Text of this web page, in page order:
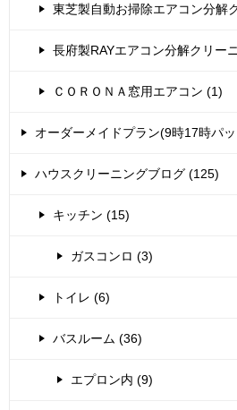
東芝製自動お掃除エアコン分解
長府製RAYエアコン分解クリー
ＣＯＲＯＮＡ窓用エアコン (1)
オーダーメイドプラン(9時17時パ
ハウスクリーニングブログ (125)
キッチン (15)
ガスコンロ (3)
トイレ (6)
バスルーム (36)
エプロン内 (9)